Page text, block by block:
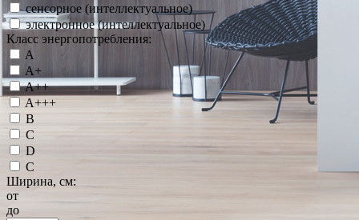
сенсорное (интеллектуальное)
электронное (интеллектуальное)
Класс энергопотребления:
A
A+
A++
A+++
B
C
D
С
Ширина, см:
от
до